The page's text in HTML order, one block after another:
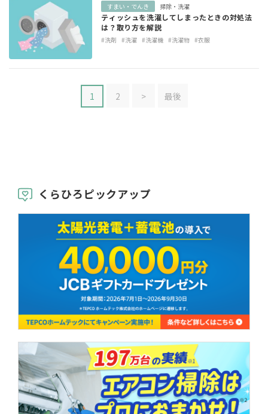
すまい・でんき 掃除・洗濯
ティッシュを洗濯してしまったときの対処法
は？取り方を解説
#洗剤 #洗濯 #洗濯機 #洗濯物 #衣服
1 2 > 最後
くらひろピックアップ